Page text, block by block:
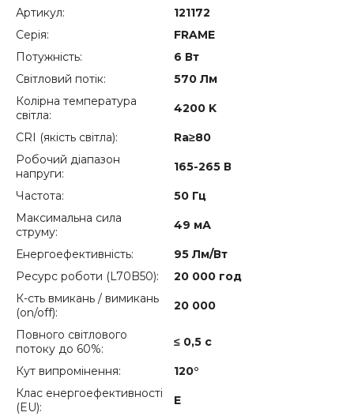
Артикул:
121172
Серія:
FRAME
Потужність:
6 Вт
Світловий потік:
570 Лм
Колірна температура
світла:
4200 K
CRI (якість світла):
Ra≥80
Робочий діапазон
напруги:
165-265 В
Частота:
50 Гц
Максимальна сила
струму:
49 мА
Енергоефективність:
95 Лм/Вт
Ресурс роботи (L70B50):
20 000 год
К-сть вмикань / вимикань
(on/off):
20 000
Повного світлового
потоку до 60%:
≤ 0,5 с
Кут випромінення:
120°
Клас енергоефективності
(EU):
E